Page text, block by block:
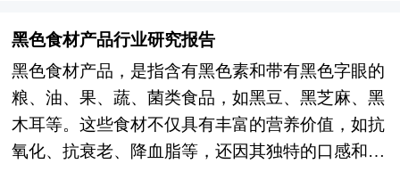
杂志的基础信息以及专业研究单位等公布和提供的
大量资料。对我国香肠行业作了详尽深入的分析，
是企业进行市场研究工作时不可或缺的重要参考资
料，同时也可作为金融机构进行信贷分析、证券分
析、投资分析等研究工作时的参考依据。
构性挑战。中小加工企业占据市场主体，头部企业
加值产品开发仍待突破。产能扩张与消费认知滞后
的矛盾，成为制约行业规模化的突出瓶颈。展望
2025-2030年，行业将加速呈现三大趋势：一是 "品
质升级驱动格局重构" ，冷压榨、鲜果鲜榨等技术
黑色食材产品行业研究报告
黑色食材产品，是指含有黑色素和带有黑色字眼的
粮、油、果、蔬、菌类食品，如黑豆、黑芝麻、黑
木耳等。这些食材不仅具有丰富的营养价值，如抗
氧化、抗衰老、降血脂等，还因其独特的口感和色